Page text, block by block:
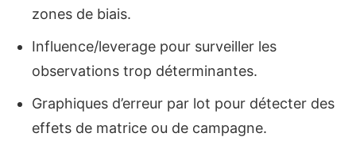
zones de biais.
Influence/leverage pour surveiller les
observations trop déterminantes.
Graphiques d’erreur par lot pour détecter des
effets de matrice ou de campagne.